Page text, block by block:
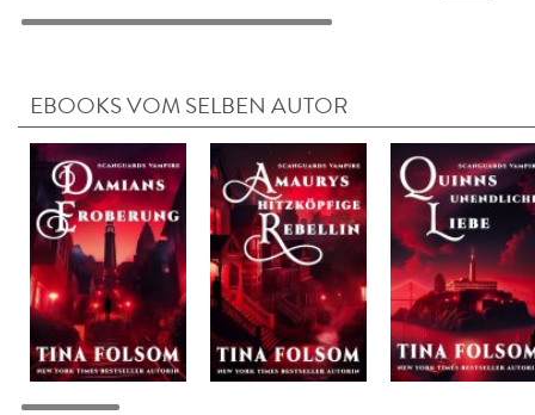
EBOOKS VOM SELBEN AUTOR